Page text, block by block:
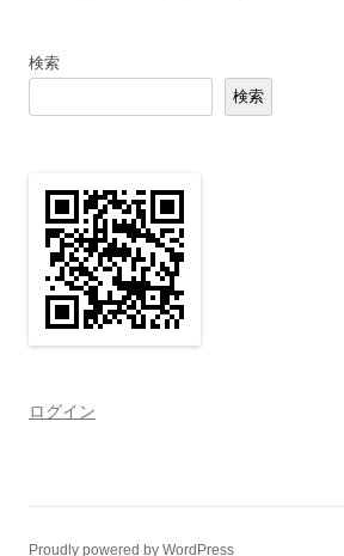
検索
検索
ログイン
Proudly powered by WordPress